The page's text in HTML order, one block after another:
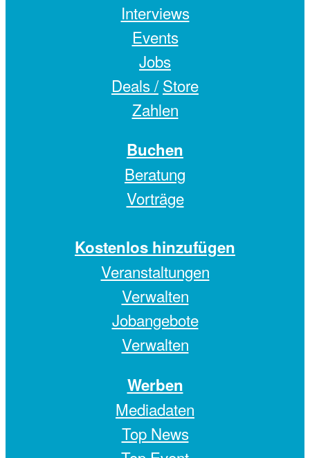
Interviews
Events
Jobs
Deals / Store
Zahlen
Buchen
Beratung
Vorträge
Kostenlos hinzufügen
Veranstaltungen
Verwalten
Jobangebote
Verwalten
Werben
Mediadaten
Top News